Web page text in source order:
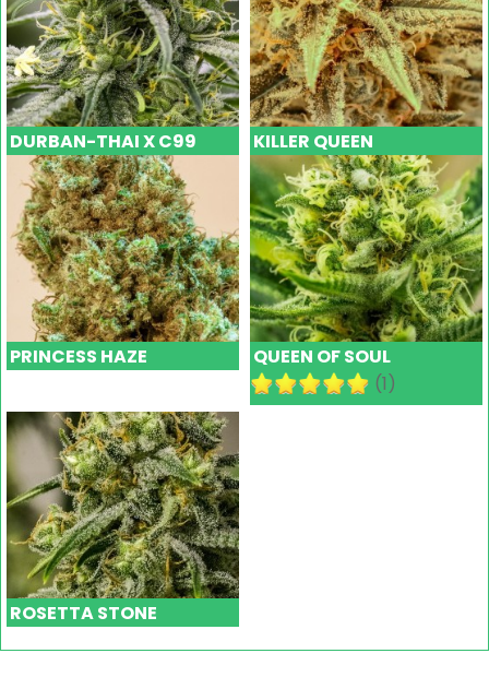
DURBAN-THAI X C99 KILLER QUEEN
PRINCESS HAZE
QUEEN OF SOUL
(1)
ROSETTA STONE